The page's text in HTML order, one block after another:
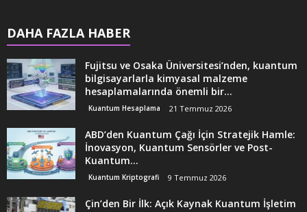
DAHA FAZLA HABER
Fujitsu ve Osaka Üniversitesi’nden, kuantum
bilgisayarlarla kimyasal malzeme
hesaplamalarında önemli bir...
Kuantum Hesaplama 21 Temmuz 2026
ABD’den Kuantum Çağı İçin Stratejik Hamle:
İnovasyon, Kuantum Sensörler ve Post-
Kuantum...
Kuantum Kriptografi 9 Temmuz 2026
Çin’den Bir İlk: Açık Kaynak Kuantum İşletim